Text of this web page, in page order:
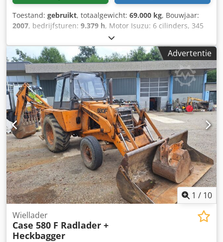
Toestand: gebruikt, totaalgewicht: 69.000 kg, Bouwjaar:
2007, bedrijfsturen: 9.379 h, Motor Isuzu: 6 cilinders, 345
kW – AH-6WG1X – EPA en CE Giek 6,58 m Stel 3 m
Bodemplaten 650 mm Alle hydrauliekslangen
(hamer/grijper en rotatie) Hydraulische snelwissel: OIL
Quick OQ90 of Lehnhoff HS80 Dieplepel – 4,55 m³ SAE
Transportgewicht 69 ton Transportbreedte 3,93 m
Werkbreedte (4,14 m met opstappen) Dcedpfsul U H Tox
Am Hjk Transporthoogte 4,37 m Machine is in onze
werkplaats gereviseerd en gerepareerd Rapport op
aanvraag Grote onderhoudsbeurt uitgevoerd: alle oliën en
filters, inclusief 650 liter hydrauliekolie CASE Duitsland
maart 2026: De motor heeft 6 nieuwe injectoren (factuur
op aanvraag)
Advertentie
1 / 10
Wiellader
Case 580 F Radlader +
Heckbagger